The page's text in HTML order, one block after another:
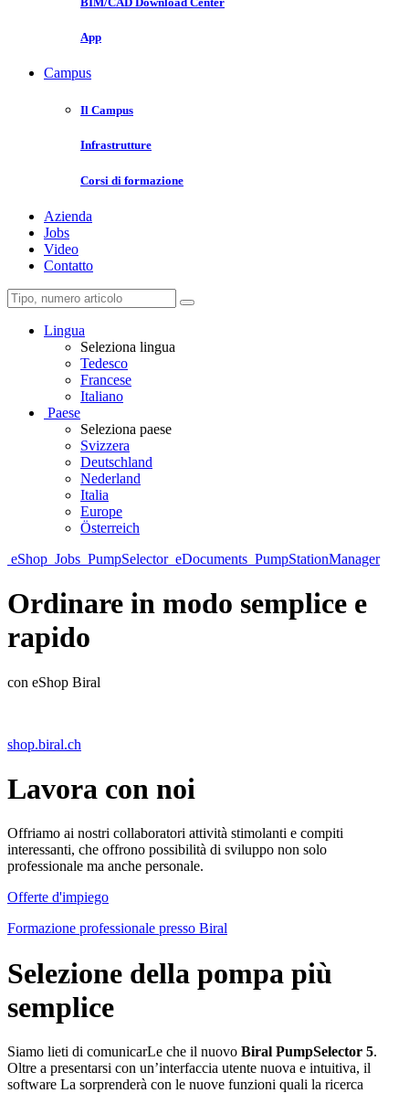
App
Campus
Il Campus
Infrastrutture
Corsi di formazione
Azienda
Jobs
Video
Contatto
Lingua
Seleziona lingua
Tedesco
Francese
Italiano
Paese
Seleziona paese
Svizzera
Deutschland
Nederland
Italia
Europe
Österreich
eShop Jobs PumpSelector eDocuments PumpStationManager
Ordinare in modo semplice e
rapido
con eShop Biral
shop.biral.ch
Lavora con noi
Offriamo ai nostri collaboratori attività stimolanti e compiti
interessanti, che offrono possibilità di sviluppo non solo
professionale ma anche personale.
Offerte d'impiego
Formazione professionale presso Biral
Selezione della pompa più
semplice
Siamo lieti di comunicarLe che il nuovo Biral PumpSelector 5.
Oltre a presentarsi con un’interfaccia utente nuova e intuitiva, il
software La sorprenderà con le nuove funzioni quali la ricerca